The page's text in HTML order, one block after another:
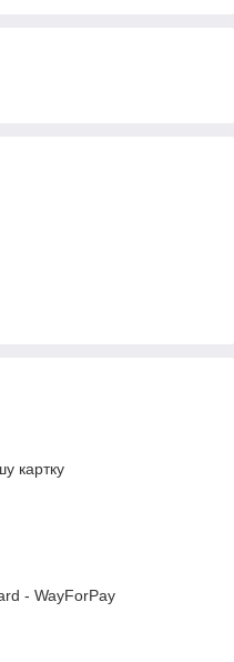
картку
- WayForPay